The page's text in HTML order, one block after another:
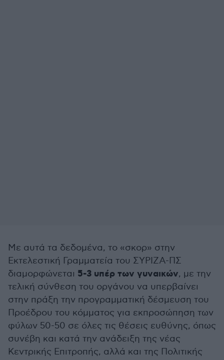
Με αυτά τα δεδομένα, το «σκορ» στην
Εκτελεστική Γραμματεία του ΣΥΡΙΖΑ-ΠΣ
διαμορφώνεται 5-3 υπέρ των γυναικών, με την
τελική σύνθεση του οργάνου να υπερβαίνει
στην πράξη την προγραμματική δέσμευση του
Προέδρου του κόμματος για εκπροσώπηση των
φύλων 50-50 σε όλες τις θέσεις ευθύνης, όπως
συνέβη και κατά την ανάδειξη της νέας
Κεντρικής Επιτροπής, αλλά και της Πολιτικής